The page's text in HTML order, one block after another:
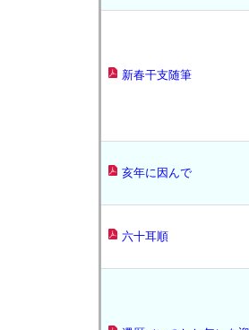
新春干支随筆
亥年に因んで
六十耳順